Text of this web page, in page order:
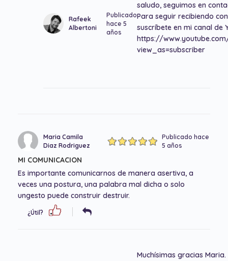
Rafeek
Albertoni
Publicado
hace 5
años
saludo, seguimos en
Para seguir recibiendo
suscríbete en mi canal de
https://
view_as=subscriber
Maria Camila
Diaz Rodriguez
Publicado hace
5 años
MI COMUNICACION
Es importante comunicarnos de manera asertiva, a
veces una postura, una palabra mal dicha o solo
ungesto puede construir destruir.
¿Útil?
Muchísimas gracias